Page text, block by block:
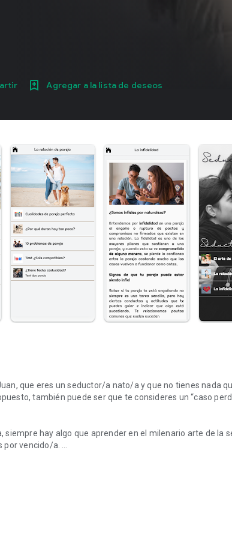
Agregar a la lista de deseos
que eres un seductor/a nato/a y que no tienes nada
también puede ser que te consideres un “caso
siempre hay algo que aprender en el milenario arte de la
por vencido/a.
menos difícil es acertar y conseguir una relación de
de las redes sociales. También os proponemos
cómo andas de inteligencia pasional.